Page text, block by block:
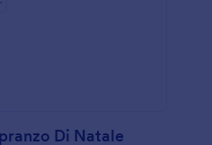
Di Natale